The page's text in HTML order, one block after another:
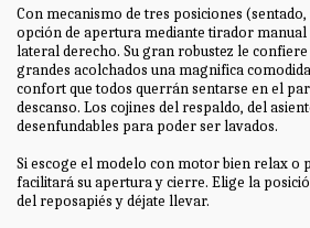
Con mecanismo de tres posiciones
opción de apertura mediante tirador manual
lateral derecho. Su gran robustez le confiere
grandes acolchados una magnifica
confort que todos querrán sentarse en el
descanso. Los cojines del respaldo, del
desenfundables para poder ser lavados.
Si escoge el modelo con motor bien relax o
facilitará su apertura y cierre. Elige la
del reposapiés y déjate llevar.